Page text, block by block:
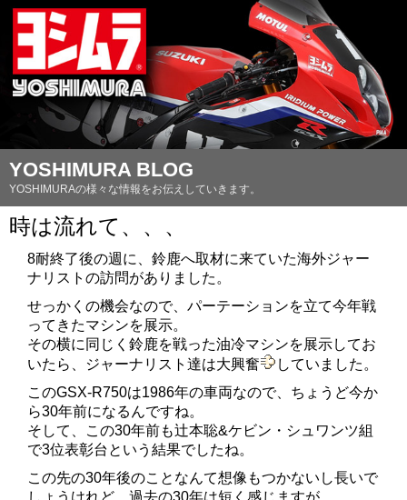
YOSHIMURA BLOG
YOSHIMURAの様々な情報をお伝えしていきます。
時は流れて、、、
8耐終了後の週に、鈴鹿へ取材に来ていた海外ジャー
ナリストの訪問がありました。
せっかくの機会なので、パーテーションを立て今年戦
ってきたマシンを展示。
その横に同じく鈴鹿を戦った油冷マシンを展示してお
いたら、ジャーナリスト達は大興奮
していました。
このGSX-R750は1986年の車両なので、ちょうど今か
ら30年前になるんですね。
そして、この30年前も辻本聡&ケビン・シュワンツ組
で3位表彰台という結果でしたね。
この先の30年後のことなんて想像もつかないし長いで
しょうけれど、過去の30年は短く感じますが、